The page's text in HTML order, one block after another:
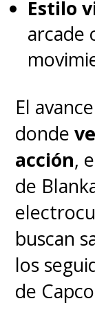
Estilo
arcade
El
donde
acción,
de
buscan
los
de